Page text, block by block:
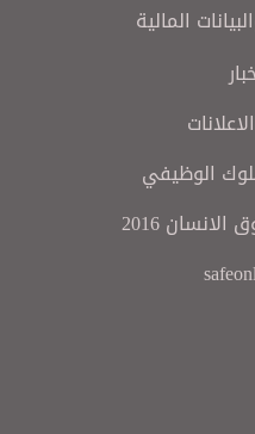
المالية
الوظيفي
2016